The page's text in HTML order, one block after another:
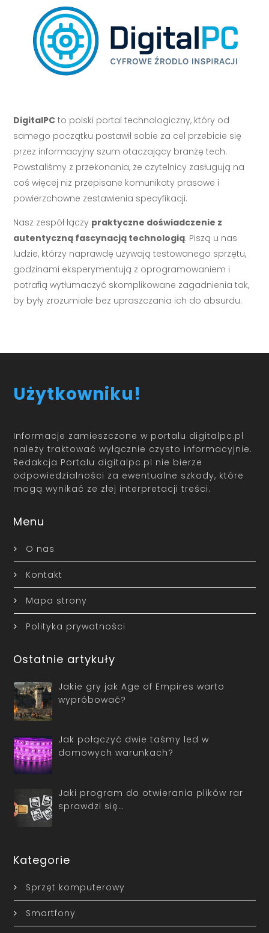
DigitalPC to polski portal technologiczny, który od
samego początku postawił sobie za cel przebicie się
przez informacyjny szum otaczający branżę tech.
Powstaliśmy z przekonania, że czytelnicy zasługują na
coś więcej niż przepisane komunikaty prasowe i
powierzchowne zestawienia specyfikacji.
Nasz zespół łączy praktyczne doświadczenie z
autentyczną fascynacją technologią. Piszą u nas
ludzie, którzy naprawdę używają testowanego sprzętu,
godzinami eksperymentują z oprogramowaniem i
potrafią wytłumaczyć skomplikowane zagadnienia tak,
by były zrozumiałe bez upraszczania ich do absurdu.
Użytkowniku!
Informacje zamieszczone w portalu digitalpc.pl
należy traktować wyłącznie czysto informacyjnie.
Redakcja Portalu digitalpc.pl nie bierze
odpowiedzialności za ewentualne szkody, które
mogą wynikać ze złej interpretacji treści.
Menu
O nas
Kontakt
Mapa strony
Polityka prywatności
Ostatnie artykuły
Jakie gry jak Age of Empires warto
wypróbować?
Jak połączyć dwie taśmy led w
domowych warunkach?
Jaki program do otwierania plików rar
sprawdzi się…
Kategorie
Sprzęt komputerowy
Smartfony